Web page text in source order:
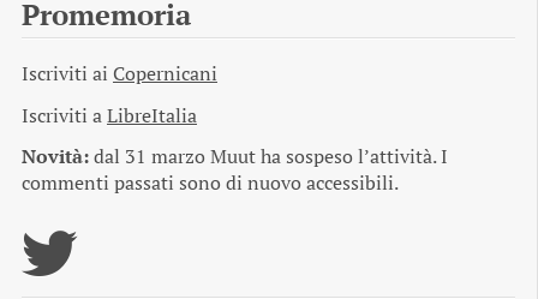
Promemoria
Iscriviti ai Copernicani
Iscriviti aLibreItalia
Novità:dal 31 marzo Muut ha sospeso l’attività. I
commenti passati sono di nuovo accessibili.